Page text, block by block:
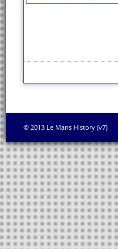
© 2013 Le Mans History (v7)